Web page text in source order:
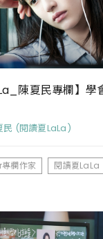
陳夏民專欄】
民 (閱讀夏LaLa)
欄作家 閱讀夏LaLa